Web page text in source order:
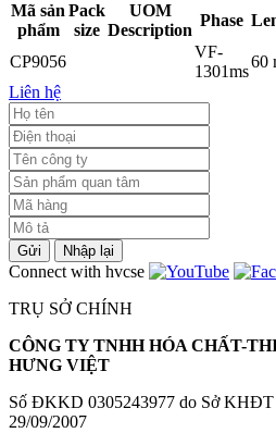
Mã sản
phẩm
Pack
size
UOM
Description
Phase
CP9056
VF-
1301ms
60
Liên hệ
Gửi Nhập lại
Connect with hvcse
TRỤ SỞ CHÍNH
CÔNG TY TNHH HÓA CHẤT-
HƯNG VIỆT
Số ĐKKD 0305243977 do Sở
29/09/2007